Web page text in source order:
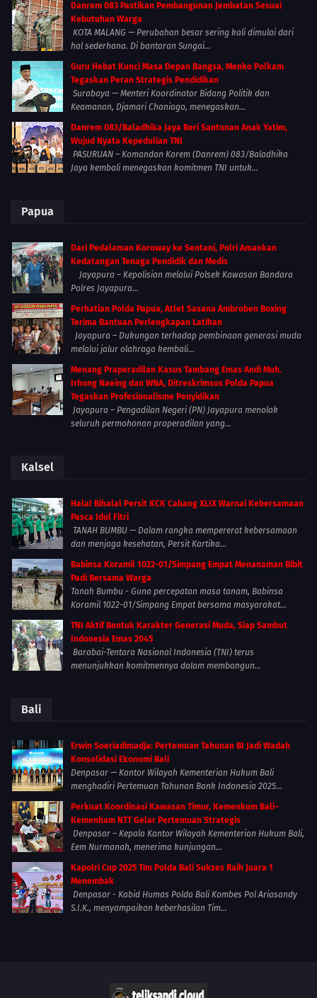
Danrem 083 Pastikan Pembangunan Jembatan Sesuai
Kebutuhan Warga
KOTA MALANG — Perubahan besar sering kali dimulai dari
hal sederhana. Di bantaran Sungai...
Guru Hebat Kunci Masa Depan Bangsa, Menko Polkam
Tegaskan Peran Strategis Pendidikan
Surabaya — Menteri Koordinator Bidang Politik dan
Keamanan, Djamari Chaniago, menegaskan...
Danrem 083/Baladhika Jaya Beri Santunan Anak Yatim,
Wujud Nyata Kepedulian TNI
PASURUAN – Komandan Korem (Danrem) 083/Baladhika
Jaya kembali menegaskan komitmen TNI untuk...
Papua
Dari Pedalaman Koroway ke Sentani, Polri Amankan
Kedatangan Tenaga Pendidik dan Medis
Jayapura – Kepolisian melalui Polsek Kawasan Bandara
Polres Jayapura...
Perhatian Polda Papua, Atlet Sasana Ambroben Boxing
Terima Bantuan Perlengkapan Latihan
Jayapura – Dukungan terhadap pembinaan generasi muda
melalui jalur olahraga kembali...
Menang Praperadilan Kasus Tambang Emas Andi Muh.
Irhong Naeing dan WNA, Ditreskrimsus Polda Papua
Tegaskan Profesionalisme Penyidikan
Jayapura – Pengadilan Negeri (PN) Jayapura menolak
seluruh permohonan praperadilan yang...
Kalsel
Halal Bihalal Persit KCK Cabang XLIX Warnai Kebersamaan
Pasca Idul Fitri
TANAH BUMBU — Dalam rangka mempererat kebersamaan
dan menjaga kesehatan, Persit Kartika...
Babinsa Koramil 1022-01/Simpang Empat Menanaman Bibit
Padi Bersama Warga
Tanah Bumbu - Guna percepatan masa tanam, Babinsa
Koramil 1022-01/Simpang Empat bersama masyarakat...
TNI Aktif Bentuk Karakter Generasi Muda, Siap Sambut
Indonesia Emas 2045
Barabai-Tentara Nasional Indonesia (TNI) terus
menunjukkan komitmennya dalam membangun...
Bali
Erwin Soeriadimadja: Pertemuan Tahunan BI Jadi Wadah
Konsolidasi Ekonomi Bali
Denpasar — Kantor Wilayah Kementerian Hukum Bali
menghadiri Pertemuan Tahunan Bank Indonesia 2025...
Perkuat Koordinasi Kawasan Timur, Kemenkum Bali–
Kemenham NTT Gelar Pertemuan Strategis
Denpasar – Kepala Kantor Wilayah Kementerian Hukum Bali,
Eem Nurmanah, menerima kunjungan...
Kapolri Cup 2025 Tim Polda Bali Sukses Raih Juara 1
Menembak
Denpasar - Kabid Humas Polda Bali Kombes Pol Ariasandy
S.I.K., menyampaikan keberhasilan Tim...